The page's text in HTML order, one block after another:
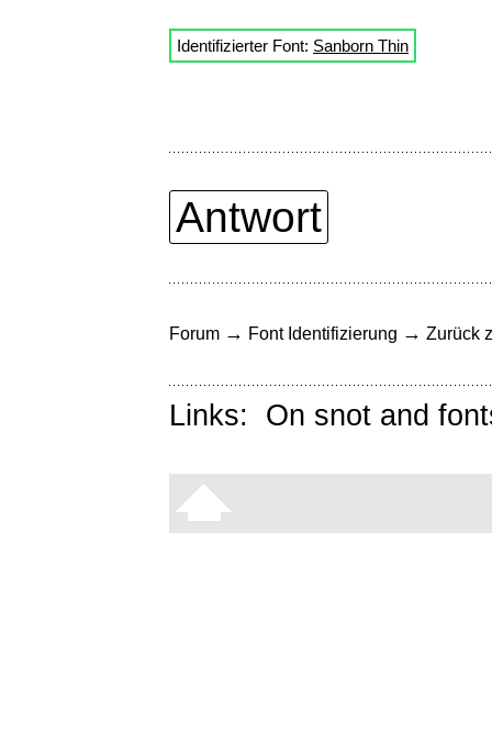
Identifizierter Font: Sanborn Thin
Antwort
Forum → Font Identifizierung → Zurück
Links: On snot and